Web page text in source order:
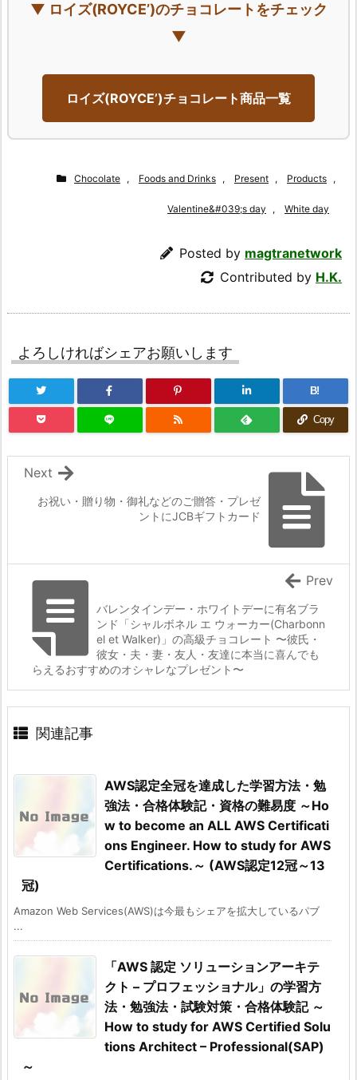
▼ ロイズ(ROYCE’)のチョコレートをチェック
▼
ロイズ(ROYCE’)チョコレート商品一覧
Chocolate , Foods and Drinks , Present , Products ,
Valentine&#039;s day , White day
Posted by magtranetwork
Contributed by H.K.
よろしければシェアお願いします
B!
Copy
お祝い・贈り物・御礼などのご贈答・プレゼ
ントにJCBギフトカード
Next
バレンタインデー・ホワイトデーに有名ブラ
ンド「シャルボネル エ ウォーカー(Charbonn
el et Walker)」の高級チョコレート 〜彼氏・
彼女・夫・妻・友人・友達に本当に喜んでも
らえるおすすめのオシャレなプレゼント〜
Prev
関連記事
AWS認定全冠を達成した学習方法・勉
強法・合格体験記・資格の難易度 ～Ho
w to become an ALL AWS Certificati
ons Engineer. How to study for AWS
Certifications.～ (AWS認定12冠～13
冠)
Amazon Web Services(AWS)は今最もシェアを拡大しているパブ
...
「AWS 認定 ソリューションアーキテ
クト – プロフェッショナル」の学習方
法・勉強法・試験対策・合格体験記 ～
How to study for AWS Certified Solu
tions Architect – Professional(SAP)
～